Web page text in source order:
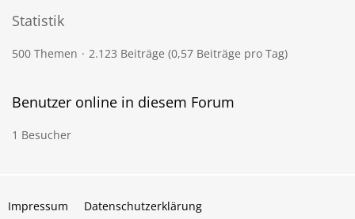
Statistik
500 Themen 2.123 Beiträge (0,57 Beiträge pro Tag)
Benutzer online in diesem Forum
1 Besucher
Impressum Datenschutzerklärung